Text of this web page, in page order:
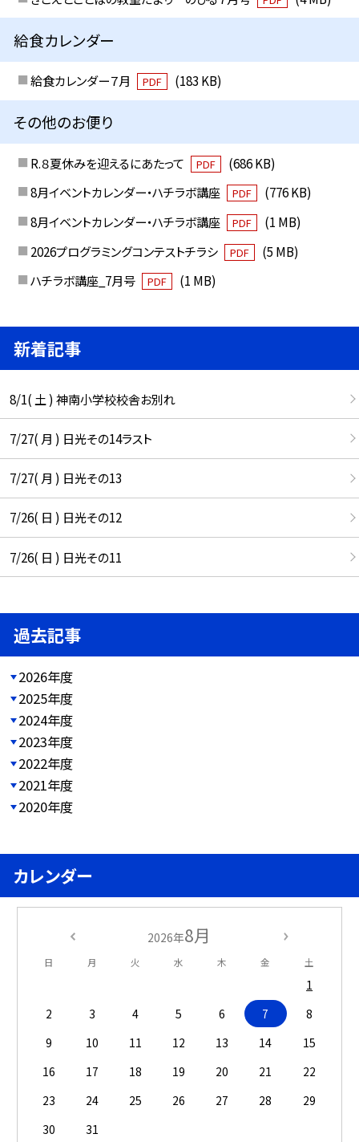
給食カレンダー
給食カレンダー７月 PDF (183 KB)
その他のお便り
R.８夏休みを迎えるにあたって PDF
(686 KB)
8月イベントカレンダー・ハチラボ講座
PDF
(776 KB)
8月イベントカレンダー・ハチラボ講座
PDF
(1 MB)
2026プログラミングコンテストチラシ
PDF
(5 MB)
ハチラボ講座_7月号
PDF (1 MB)
新着記事
8/1( 土 ) 神南小学校校舎お別れ
7/27( 月 ) 日光その14ラスト
7/27( 月 ) 日光その13
7/26( 日 ) 日光その12
7/26( 日 ) 日光その11
過去記事
2026年度
2025年度
2024年度
2023年度
2022年度
2021年度
2020年度
カレンダー
2026年8月
日 月 火 水 木 金 土
1
2
3 4 5 6 7
8
9
10 11 12 13 14
15
16
17 18 19 20 21
22
23
24 25 26 27 28
29
30
31